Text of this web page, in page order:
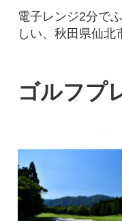
電子レンジ2分で
しい、秋田県仙北
家事の時短や、災
食や保存食として
ゴルフプ